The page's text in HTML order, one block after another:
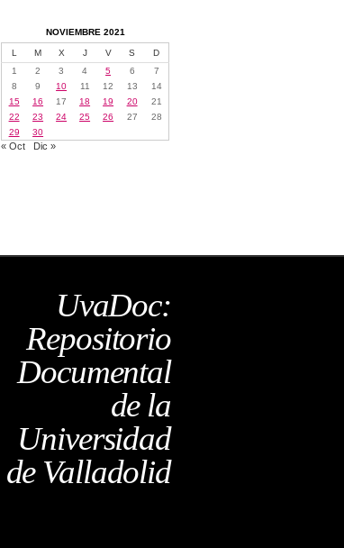
NOVIEMBRE 2021
L M X J V S
D
1
2 3 4 5 6
7
8
9 10 11 12 13
14
15
16 17 18 19 20
21
22
23 24 25 26 27
28
29
30
« Oct Dic »
UvaDoc:
Repositorio
Documental
de la
Universidad
de Valladolid